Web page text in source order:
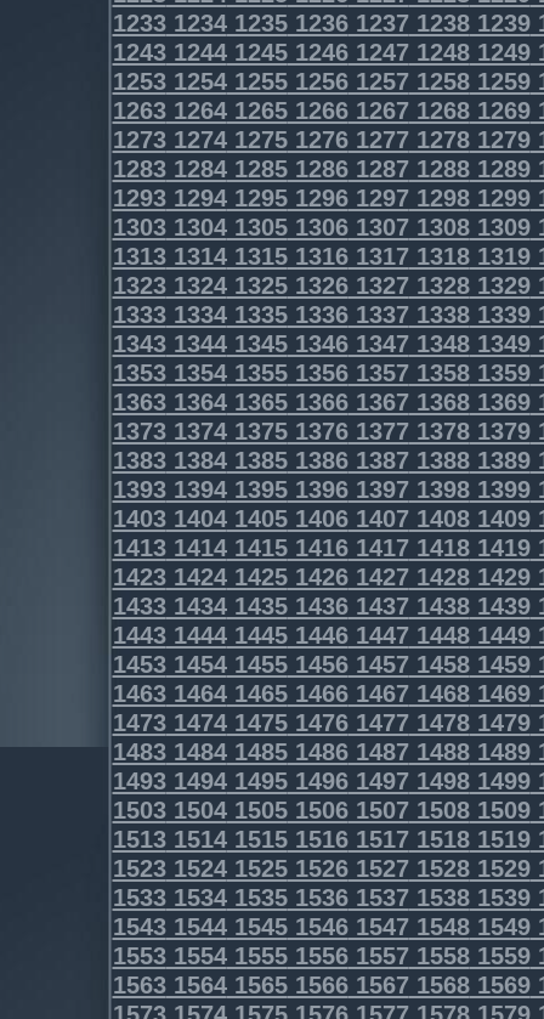
1233123412351236123712381239
1243124412451246124712481249
1253125412551256125712581259
1263126412651266126712681269
1273127412751276127712781279
1283128412851286128712881289
1293129412951296129712981299
1303130413051306130713081309
1313131413151316131713181319
1323132413251326132713281329
1333133413351336133713381339
1343134413451346134713481349
1353135413551356135713581359
1363136413651366136713681369
1373137413751376137713781379
1383138413851386138713881389
1393139413951396139713981399
1403140414051406140714081409
1413141414151416141714181419
1423142414251426142714281429
1433143414351436143714381439
1443144414451446144714481449
1453145414551456145714581459
1463146414651466146714681469
1473147414751476147714781479
1483148414851486148714881489
1493149414951496149714981499
1503150415051506150715081509
1513151415151516151715181519
1523152415251526152715281529
1533153415351536153715381539
1543154415451546154715481549
1553155415551556155715581559
1563156415651566156715681569